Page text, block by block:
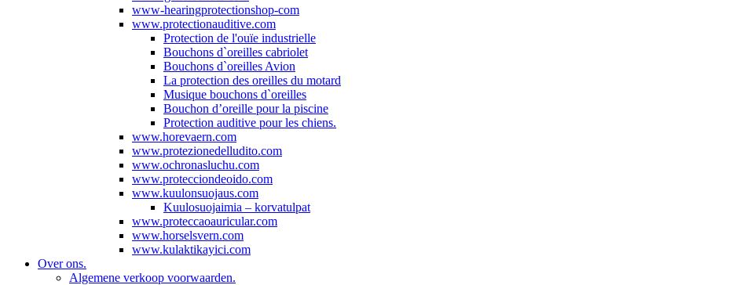
www-hearingprotectionshop-com
www.protectionauditive.com
Protection de l'ouïe industrielle
Bouchons d`oreilles cabriolet
Bouchons d`oreilles Avion
La protection des oreilles du motard
Musique bouchons d`oreilles
Bouchon d’oreille pour la piscine
Protection auditive pour les chiens.
www.horevaern.com
www.protezionedelludito.com
www.ochronasluchu.com
www.protecciondeoido.com
www.kuulonsuojaus.com
Kuulosuojaimia – korvatulpat
www.proteccaoauricular.com
www.horselsvern.com
www.kulaktikayici.com
Over ons.
Algemene verkoop voorwaarden.